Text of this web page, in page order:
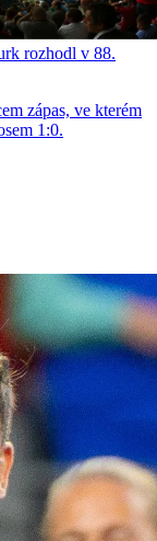
rozhodl v 88.
zápas, ve kterém
1:0.